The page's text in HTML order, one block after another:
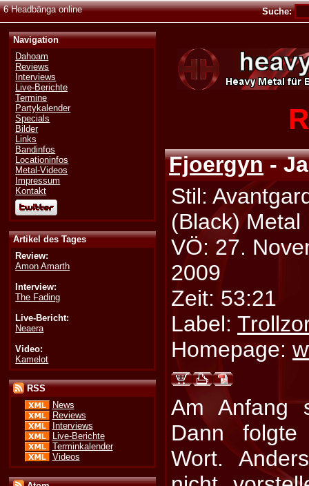
6 Headbänga online Suche:
Navigation
Dahoam
Reviews
Interviews
Live-Berichte
Termine
Partykalender
Specials
Bilder
Links
Bandinfos
Locationinfos
Metal-Videos
Impressum
Kontakt
Artikel des Tages
Review:
Amon Amarth
Interview:
The Fading
Live-Bericht:
Neaera
Video:
Kamelot
RSS
News
Reviews
Interviews
Live-Berichte
Terminkalender
Videos
Fjoergyn-
Stil:
(Black) Metal
VÖ: 27.
2009
Zeit: 53:21
Label:
Homepage:
Am Anfang
Dann folgte
Wort.